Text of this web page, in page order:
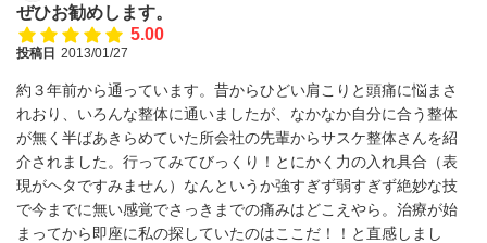
ぜひお勧めします。
5.00
投稿日 2013/01/27
約３年前から通っています。昔からひどい肩こりと頭痛に悩まさ
れおり、いろんな整体に通いましたが、なかなか自分に合う整体
が無く半ばあきらめていた所会社の先輩からサスケ整体さんを紹
介されました。行ってみてびっくり！とにかく力の入れ具合（表
現がヘタですみません）なんというか強すぎず弱すぎず絶妙な技
で今までに無い感覚でさっきまでの痛みはどこえやら。治療が始
まってから即座に私の探していたのはここだ！！と直感しまし